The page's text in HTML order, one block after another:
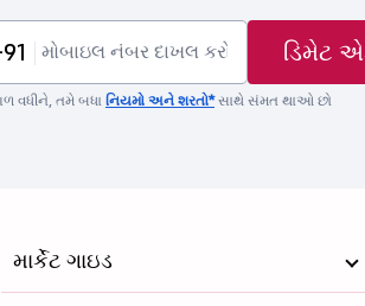
ડિમેટ
વધીને, તમે બધા નિયમો અને શરતો*સાથે સંમત થાઓ છો
માર્કેટ ગાઇડ